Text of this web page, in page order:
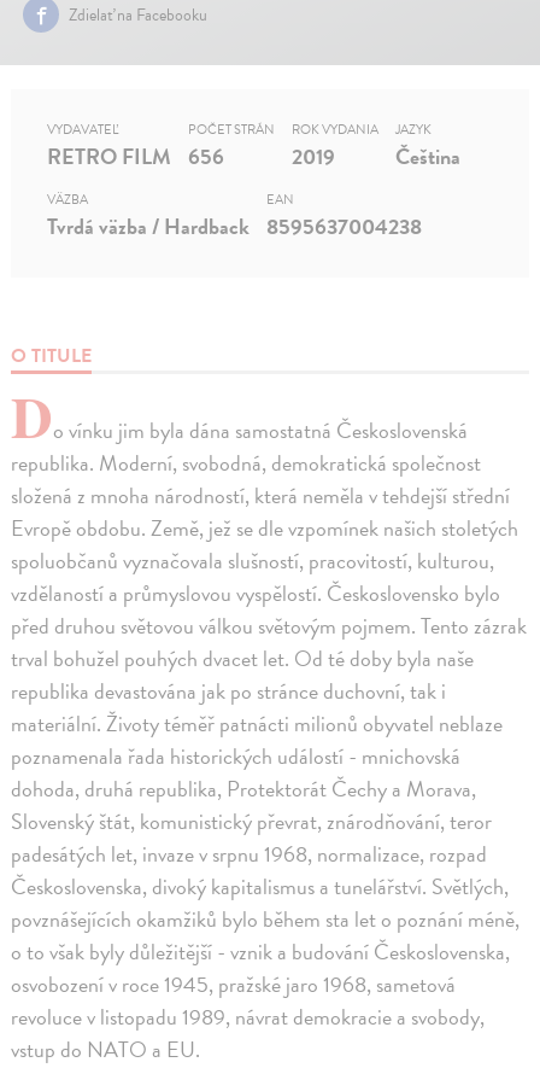
Zdielať na Facebooku
O TITULE
Do vínku jim byla dána samostatná Československá
republika. Moderní, svobodná, demokratická společnost
složená z mnoha národností, která neměla v tehdejší střední
Evropě obdobu. Země, jež se dle vzpomínek našich stoletých
spoluobčanů vyznačovala slušností, pracovitostí, kulturou,
vzdělaností a průmyslovou vyspělostí. Československo bylo
před druhou světovou válkou světovým pojmem. Tento zázrak
trval bohužel pouhých dvacet let. Od té doby byla naše
republika devastována jak po stránce duchovní, tak i
materiální. Životy téměř patnácti milionů obyvatel neblaze
poznamenala řada historických událostí - mnichovská
dohoda, druhá republika, Protektorát Čechy a Morava,
Slovenský štát, komunistický převrat, znárodňování, teror
padesátých let, invaze v srpnu 1968, normalizace, rozpad
Československa, divoký kapitalismus a tunelářství. Světlých,
povznášejících okamžiků bylo během sta let o poznání méně,
o to však byly důležitější - vznik a budování Československa,
osvobození v roce 1945, pražské jaro 1968, sametová
revoluce v listopadu 1989, návrat demokracie a svobody,
vstup do NATO a EU.
VYDAVATEĽ
RETRO FILM
POČET STRÁN
656
ROK VYDANIA
2019
JAZYK
Čeština
VÄZBA
Tvrdá väzba / Hardback
EAN
8595637004238